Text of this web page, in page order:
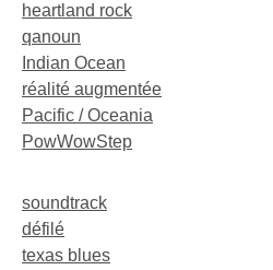
heartland rock
qanoun
Indian Ocean
réalité augmentée
Pacific / Oceania
PowWowStep
soundtrack
défilé
texas blues